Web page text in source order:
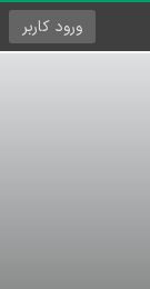
ورود کاربر